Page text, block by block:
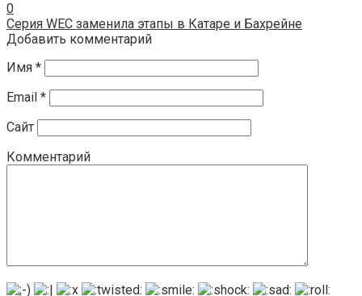
0
Серия WEC заменила этапы в Катаре и Бахрейне
Добавить комментарий
Имя *
Email *
Сайт
Комментарий